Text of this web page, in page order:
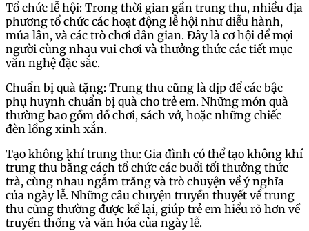
Tổ chức lễ hội: Trong thời gian gần trung thu, nhiều địa
phương tổ chức các hoạt động lễ hội như diễu hành,
múa lân, và các trò chơi dân gian. Đây là cơ hội để mọi
người cùng nhau vui chơi và thưởng thức các tiết mục
văn nghệ đặc sắc.
Chuẩn bị quà tặng: Trung thu cũng là dịp để các bậc
phụ huynh chuẩn bị quà cho trẻ em. Những món quà
thường bao gồm đồ chơi, sách vở, hoặc những chiếc
đèn lồng xinh xắn.
Tạo không khí trung thu: Gia đình có thể tạo không khí
trung thu bằng cách tổ chức các buổi tối thưởng thức
trà, cùng nhau ngắm trăng và trò chuyện về ý nghĩa
của ngày lễ. Những câu chuyện truyền thuyết về trung
thu cũng thường được kể lại, giúp trẻ em hiểu rõ hơn về
truyền thống và văn hóa của ngày lễ.